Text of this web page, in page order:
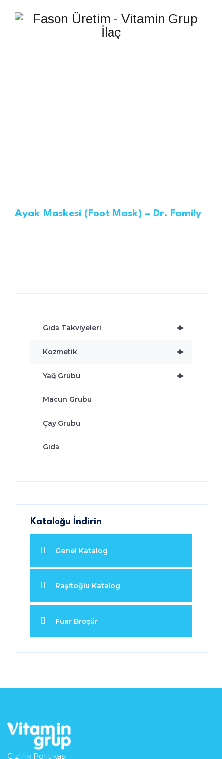
Ayak Maskesi (Foot Mask) – Dr. Family
+
Gıda Takviyeleri
+
Kozmetik
+
Yağ Grubu
Macun Grubu
Çay Grubu
Gıda
Kataloğu İndirin
Genel Katalog
Raşitoğlu Katalog
Fuar Broşür
Gizlilik Politikası